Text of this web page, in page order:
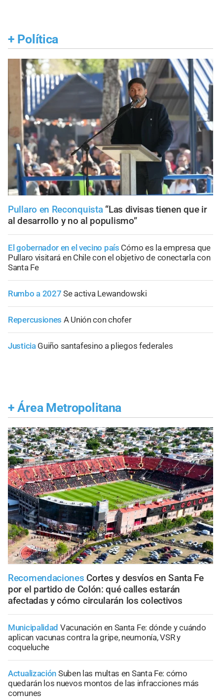
+ Política
Pullaro en Reconquista “Las divisas tienen que ir
al desarrollo y no al populismo”
El gobernador en el vecino país Cómo es la empresa que
Pullaro visitará en Chile con el objetivo de conectarla con
Santa Fe
Rumbo a 2027 Se activa Lewandowski
Repercusiones A Unión con chofer
Justicia Guiño santafesino a pliegos federales
+ Área Metropolitana
Recomendaciones Cortes y desvíos en Santa Fe
por el partido de Colón: qué calles estarán
afectadas y cómo circularán los colectivos
Municipalidad Vacunación en Santa Fe: dónde y cuándo
aplican vacunas contra la gripe, neumonía, VSR y
coqueluche
Actualización Suben las multas en Santa Fe: cómo
quedarán los nuevos montos de las infracciones más
comunes